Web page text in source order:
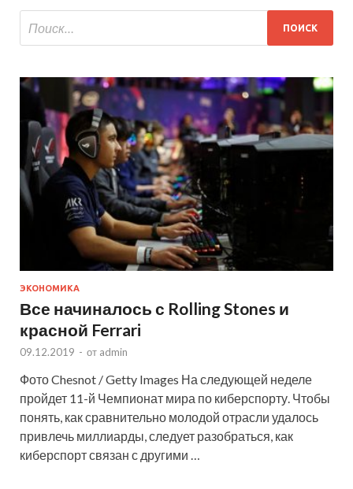
ЭКОНОМИКА
Все начиналось с Rolling Stones и
красной Ferrari
09.12.2019 - от admin
Фото Chesnot / Getty Images На следующей неделе
пройдет 11-й Чемпионат мира по киберспорту. Чтобы
понять, как сравнительно молодой отрасли удалось
привлечь миллиарды, следует разобраться, как
киберспорт связан с другими …